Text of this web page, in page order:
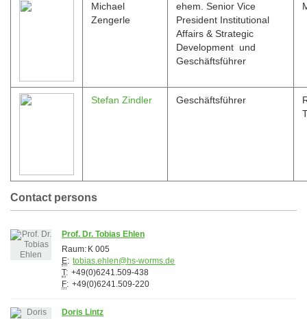
Michael
Zengerle
ehem. Senior Vice
President Institutional
Affairs & Strategic
Development und
Geschäftsführer
Stefan Zindler Geschäftsführer
Contact persons
Prof. Dr. Tobias Ehlen
Raum: K 005
E: tobias.ehlen@hs-worms.de
T: +49(0)6241.509-438
F: +49(0)6241.509-220
Doris Lintz